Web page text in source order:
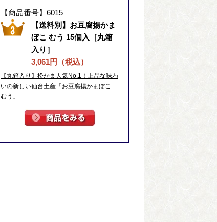
【商品番号】6015
【送料別】お豆腐揚かま
ぼこ むう 15個入［丸箱
入り］
3,061円（税込）
【丸箱入り】松かま人気No.1！上品な味わ
いの新しい仙台土産「お豆腐揚かまぼこ
むう」